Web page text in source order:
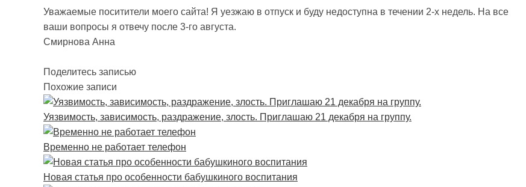
Уважаемые поситители моего сайта! Я уезжаю в отпуск и буду недоступна в течении 2-х недель. На все
ваши вопросы я отвечу после 3-го августа.
Смирнова Анна
Поделитесь записью
Похожие записи
Уязвимость, зависимость, раздражение, злость. Приглашаю 21 декабря на группу.
Временно не работает телефон
Новая статья про особенности бабушкиного воспитания